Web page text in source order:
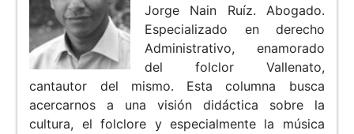
Jorge Nain Ruíz. Abogado.
Especializado en derecho
Administrativo, enamorado
del folclor Vallenato,
cantautor del mismo. Esta columna busca
acercarnos a una visión didáctica sobre la
cultura, el folclore y especialmente la música